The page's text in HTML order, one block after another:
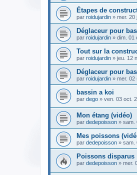
Étapes de
par roidujardin » mer. 20
Déglaceur pour
par roidujardin » dim. 01
Tout sur la
par roidujardin » jeu. 12
Déglaceur pour
par roidujardin » mer. 02
bassin a koi
par dego » ven. 03 oct.
Mon étang (vidéo)
par dedepoisson » sam.
Mes poissons
par dedepoisson » sam.
Poissons disparus
par dedepoisson » mer.